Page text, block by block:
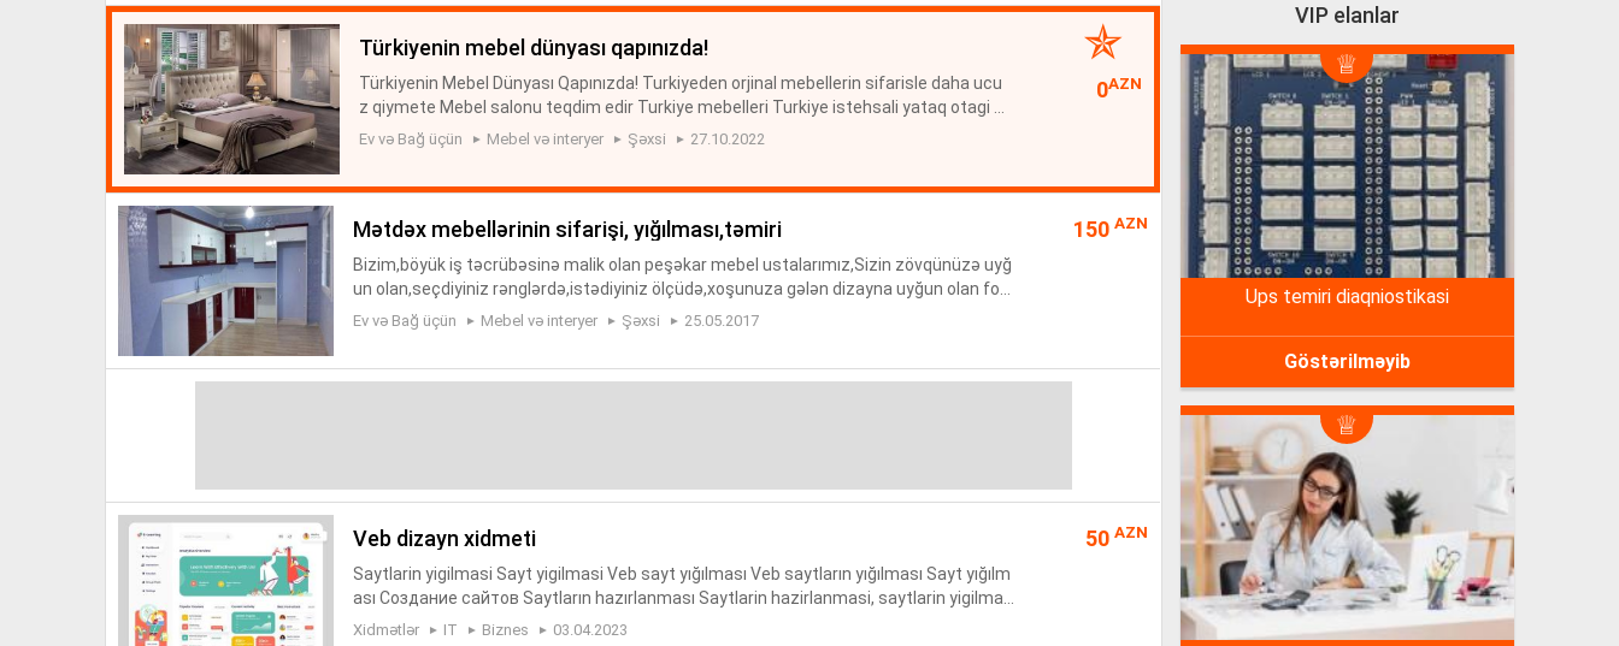
VIP elanlar
ups temiri diaqniostikasi
Göstərilməyib
türkiyenin mebel dünyası qapınızda!
Türkiyenin Mebel Dünyası Qapınızda! Turkiyeden orjinal mebellerin sifarisle daha ucu
z qiymete Mebel salonu teqdim edir Turkiye mebelleri Turkiye istehsali yataq otagi m
ebeli divanlari qiymetleri turkiye mebelleri Baki da Yataq Desti Turkiye Istehsalı...
Ev və Bağ üçün Mebel və interyer Şəxsi 27.10.2022
0AZN
mətdəx mebellərinin sifarişi, yığılması,təmiri
Bizim,böyük iş təcrübəsinə malik olan peşəkar mebel ustalarımız,Sizin zövqünüzə uyğ
un olan,seçdiyiniz rənglərdə,istədiyiniz ölçüdə,xoşunuza gələn dizayna uyğun olan for
mada,qarşılıqlı razılaşma yolu ilə,Sizin üçün sərfəli olan münasib qiymətə,müxtəli...
Ev və Bağ üçün Mebel və interyer Şəxsi 25.05.2017
150 AZN
veb dizayn xidmeti
Saytlarin yigilmasi Sayt yigilmasi Veb sayt yığılması Veb saytların yığılması Sayt yığılm
ası Создание сайтов Saytların hazırlanması Saytlarin hazirlanmasi, saytlarin yigilmas
i, sayt sifarisi, saytlarin yaradilmasi en serfeli qiymetlerle. Veb saytlari...
Xidmətlər IT Biznes 03.04.2023
50 AZN